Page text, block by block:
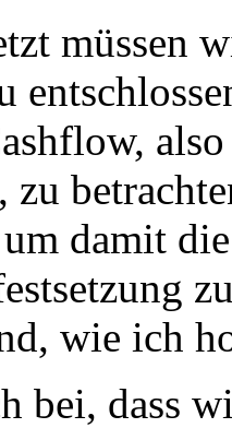
müssen
zu
damit
wie ich
bei, dass